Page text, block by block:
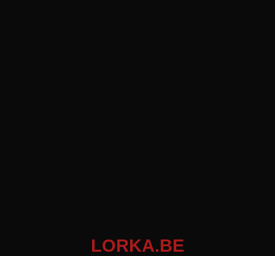
LORKA.BE